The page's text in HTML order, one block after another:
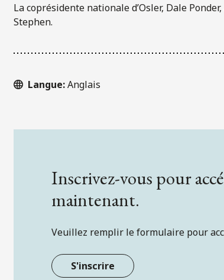
La coprésidente nationale d’Osler, Dale
Stephen.
Langue:Anglais
Inscrivez-vous pour
maintenant.
Veuillez remplir le formulaire pour
S'inscrire